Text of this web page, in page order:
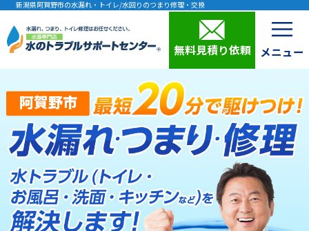
新潟県阿賀野市の水漏れ・トイレ/水回りのつまり修理・交換
無料見積り依頼
阿賀野市